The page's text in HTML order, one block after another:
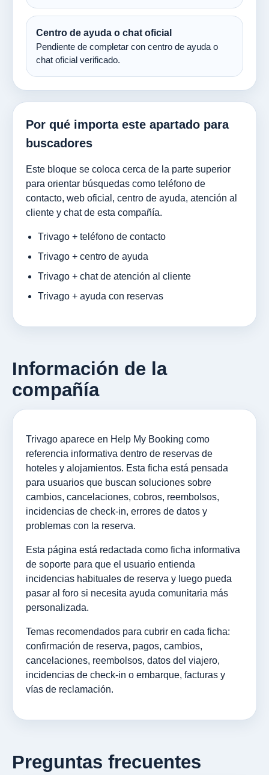
Centro de ayuda o chat oficial
Pendiente de completar con centro de ayuda o
chat oficial verificado.
Por qué importa este apartado para
buscadores
Este bloque se coloca cerca de la parte superior
para orientar búsquedas como teléfono de
contacto, web oficial, centro de ayuda, atención al
cliente y chat de esta compañía.
Trivago + teléfono de contacto
Trivago + centro de ayuda
Trivago + chat de atención al cliente
Trivago + ayuda con reservas
Información de la
compañía
Trivago aparece en Help My Booking como
referencia informativa dentro de reservas de
hoteles y alojamientos. Esta ficha está pensada
para usuarios que buscan soluciones sobre
cambios, cancelaciones, cobros, reembolsos,
incidencias de check-in, errores de datos y
problemas con la reserva.
Esta página está redactada como ficha informativa
de soporte para que el usuario entienda
incidencias habituales de reserva y luego pueda
pasar al foro si necesita ayuda comunitaria más
personalizada.
Temas recomendados para cubrir en cada ficha:
confirmación de reserva, pagos, cambios,
cancelaciones, reembolsos, datos del viajero,
incidencias de check-in o embarque, facturas y
vías de reclamación.
Preguntas frecuentes